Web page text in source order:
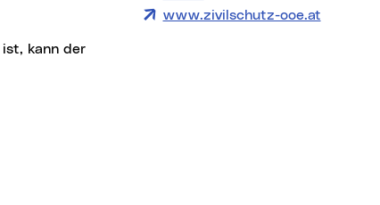
www.zivilschutz-ooe.at